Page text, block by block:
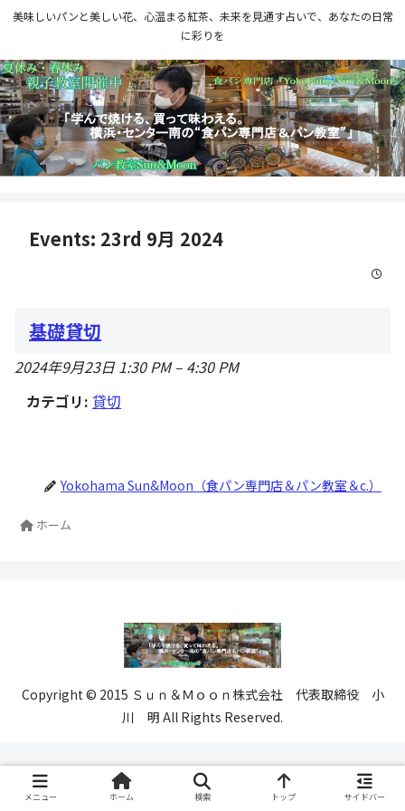
美味しいパンと美しい花、心温まる紅茶、未来を見通す占いで、あなたの日常
に彩りを
Events: 23rd 9月 2024
基礎貸切
2024年9月23日 1:30 PM– 4:30 PM
カテゴリ: 貸切
Yokohama Sun&Moon（食パン専門店＆パン教室＆c.）
ホーム
Copyright © 2015 Ｓｕｎ＆Ｍｏｏｎ株式会社 代表取締役 小
川 明 All Rights Reserved.
メニュー ホーム 検索 トップ サイドバー